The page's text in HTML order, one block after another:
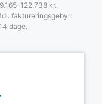
122.738 kr.
faktureringsgebyr:
dage.